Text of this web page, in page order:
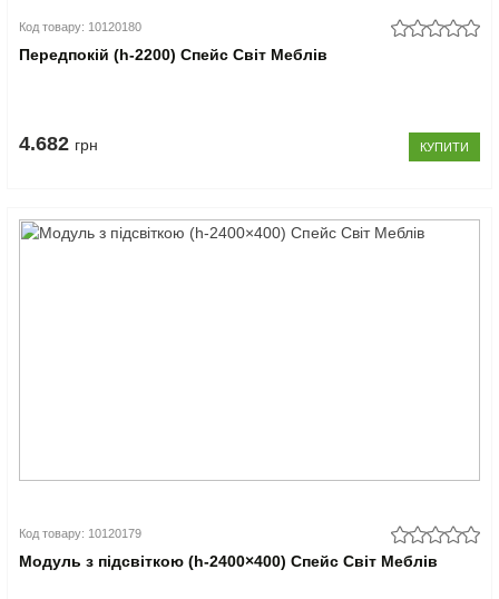
Код товару: 10120180
Передпокій (h-2200) Спейс Світ Меблів
4.682 грн КУПИТИ
Код товару: 10120179
Модуль з підсвіткою (h-2400×400) Спейс Світ Меблів